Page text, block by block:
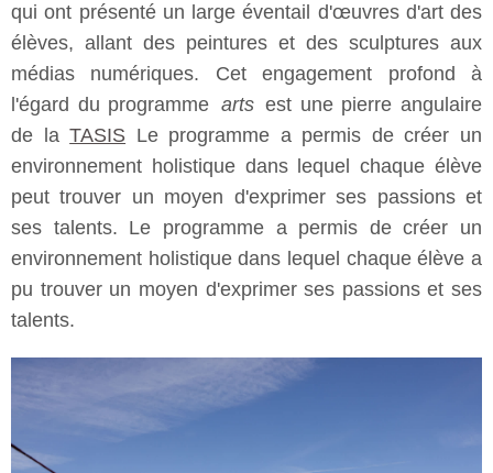
qui ont présenté un large éventail d'œuvres d'art des
élèves, allant des peintures et des sculptures aux
médias numériques. Cet engagement profond à
l'égard du programme arts est une pierre angulaire
de laTASIS Le programme a permis de créer un
environnement holistique dans lequel chaque élève
peut trouver un moyen d'exprimer ses passions et
ses talents. Le programme a permis de créer un
environnement holistique dans lequel chaque élève a
pu trouver un moyen d'exprimer ses passions et ses
talents.